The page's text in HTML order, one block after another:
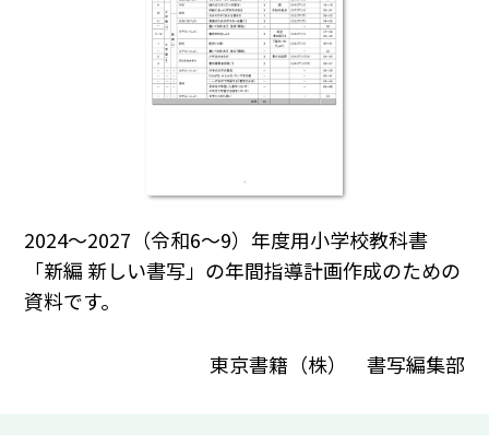
2024～2027（令和6～9）年度用小学校教科書
「新編 新しい書写」の年間指導計画作成のための
資料です。
東京書籍（株） 書写編集部